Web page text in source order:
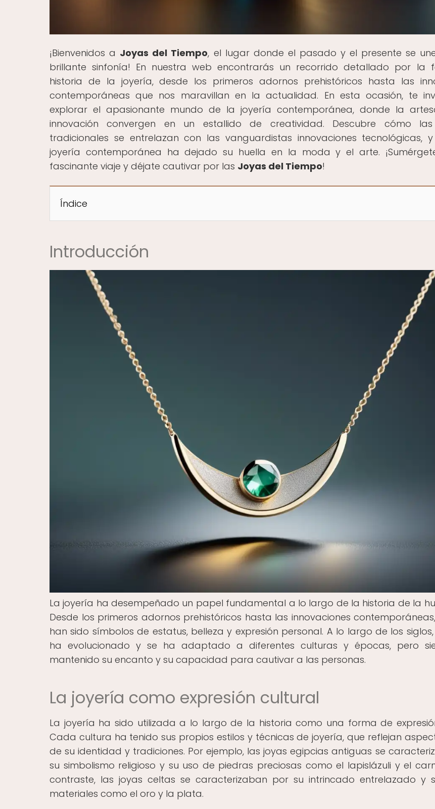
¡Bienvenidos a Joyas del Tiempo, el lugar donde el pasado y el presente se
brillante sinfonía! En nuestra web encontrarás un recorrido detallado por la
historia de la joyería, desde los primeros adornos prehistóricos hasta las
contemporáneas que nos maravillan en la actualidad. En esta ocasión, te
explorar el apasionante mundo de la joyería contemporánea, donde la
innovación convergen en un estallido de creatividad. Descubre cómo
tradicionales se entrelazan con las vanguardistas innovaciones tecnológicas,
joyería contemporánea ha dejado su huella en la moda y el arte.
fascinante viaje y déjate cautivar por las Joyas del Tiempo!
Índice
Introducción
La joyería ha desempeñado un papel fundamental a lo largo de la historia de la
Desde los primeros adornos prehistóricos hasta las innovaciones
han sido símbolos de estatus, belleza y expresión personal. A lo largo de los
ha evolucionado y se ha adaptado a diferentes culturas y épocas, pero
mantenido su encanto y su capacidad para cautivar a las personas.
La joyería como expresión cultural
La joyería ha sido utilizada a lo largo de la historia como una forma de
Cada cultura ha tenido sus propios estilos y técnicas de joyería, que reflejan
de su identidad y tradiciones. Por ejemplo, las joyas egipcias antiguas se
su simbolismo religioso y su uso de piedras preciosas como el lapislázuli y el
contraste, las joyas celtas se caracterizaban por su intrincado entrelazado y
materiales como el oro y la plata.